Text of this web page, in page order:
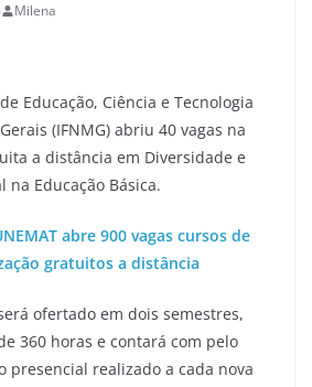
Milena
Educação, Ciência e Tecnologia
(IFNMG) abriu 40 vagas na
a distância em Diversidade e
na Educação Básica.
abre 900 vagas cursos de
gratuitos a distância
ofertado em dois semestres,
360 horas e contará com pelo
presencial realizado a cada nova